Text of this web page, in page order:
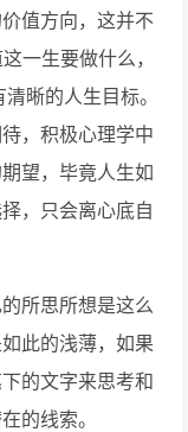
值方向，这并不
一生要做什么，
晰的人生目标。
，积极心理学中
望，毕竟人生如
，只会离心底自
所思所想是这么
此的浅薄，如果
的文字来思考和
的线索。